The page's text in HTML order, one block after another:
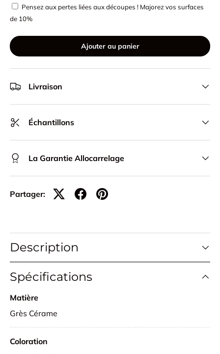
Pensez aux pertes liées aux découpes ! Majorez vos surfaces
de 10%
Ajouter au panier
Livraison
Échantillons
La Garantie Allocarrelage
Partager:
Description
Spécifications
Matière
Grès Cérame
Coloration